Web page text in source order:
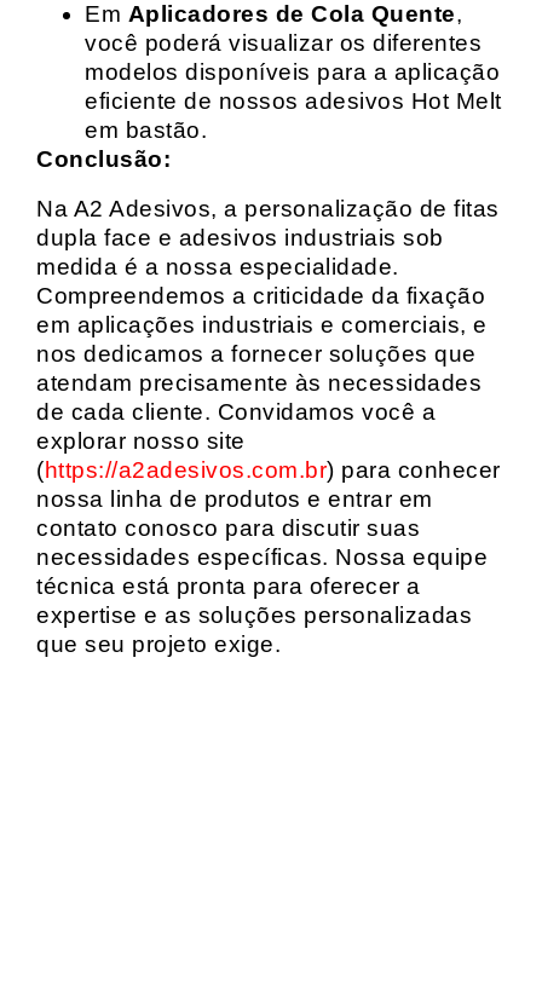
Em Aplicadores de Cola Quente,
você poderá visualizar os diferentes
modelos disponíveis para a aplicação
eficiente de nossos adesivos Hot Melt
em bastão.
Conclusão:
Na A2 Adesivos, a personalização de fitas
dupla face e adesivos industriais sob
medida é a nossa especialidade.
Compreendemos a criticidade da fixação
em aplicações industriais e comerciais, e
nos dedicamos a fornecer soluções que
atendam precisamente às necessidades
de cada cliente. Convidamos você a
explorar nosso site
(https://a2adesivos.com.br) para conhecer
nossa linha de produtos e entrar em
contato conosco para discutir suas
necessidades específicas. Nossa equipe
técnica está pronta para oferecer a
expertise e as soluções personalizadas
que seu projeto exige.